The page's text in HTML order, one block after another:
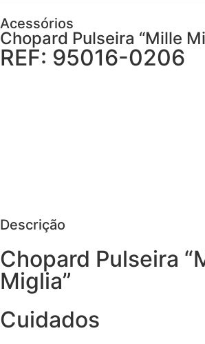
Acessórios
Chopard Pulseira “Mille
REF: 95016-0206
Descrição
Chopard Pulseira
Miglia”
Cuidados